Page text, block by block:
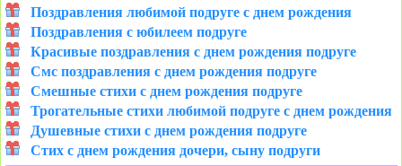
Поздравления любимой подруге с днем рождения
Поздравления с юбилеем подруге
Красивые поздравления с днем рождения подруге
Смс поздравления с днем рождения подруге
Смешные стихи с днем рождения подруге
Трогательные стихи любимой подруге с днем рождения
Душевные стихи с днем рождения подруге
Стих с днем рождения дочери, сыну подруги